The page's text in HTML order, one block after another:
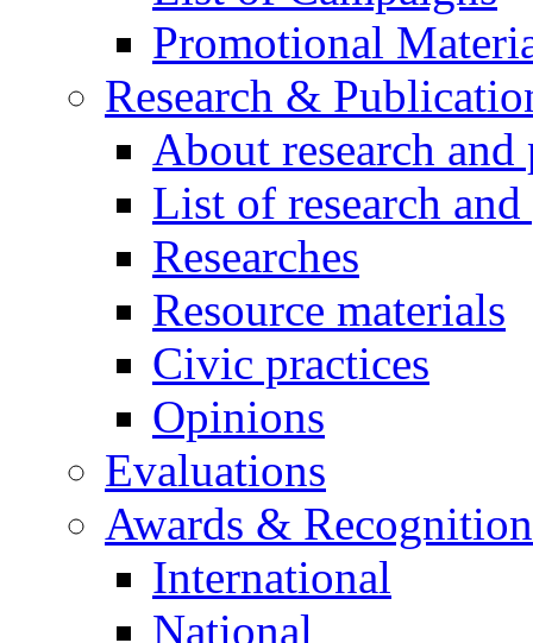
Promotional
Research &
About research
List of research
Researches
Resource materials
Civic practices
Opinions
Evaluations
Awards &
International
National